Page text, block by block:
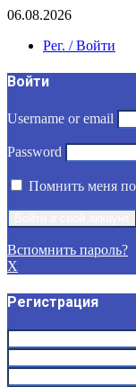
06.08.2026
Рег. / Войти
Войти
Username or email
Password
Помнить меня
Вспомнить пароль?
X
Регистрация